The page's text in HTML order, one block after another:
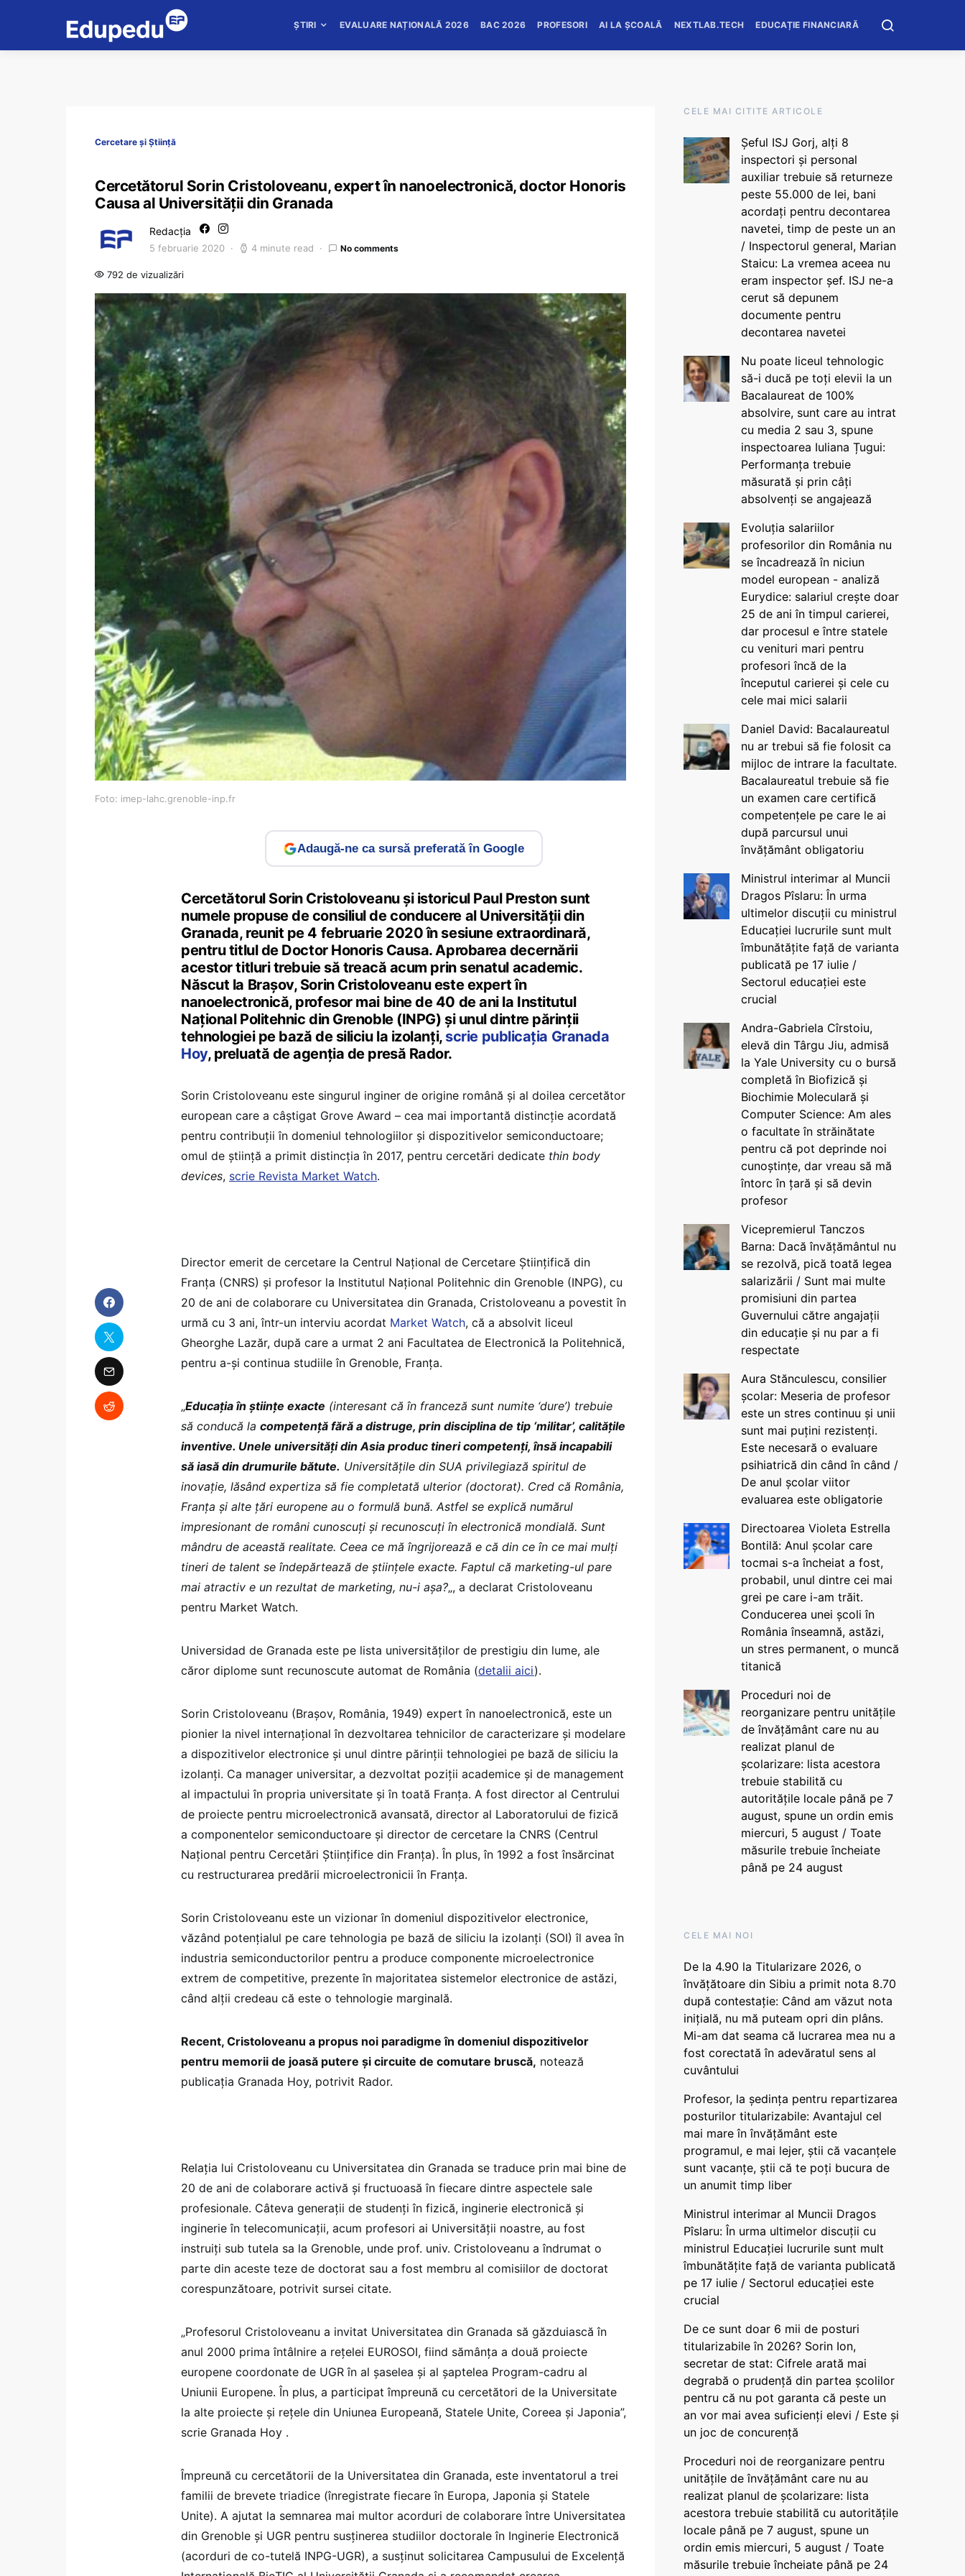
ȘTIRI EVALUARE NAȚIONALĂ 2026 BAC 2026 PROFESORI AI LA ȘCOALĂ NEXTLAB.TECH EDUCAȚIE FINANCIARĂ
Cercetare și Știință
Cercetătorul Sorin Cristoloveanu, expert în nanoelectronică, doctor Honoris
Causa al Universității din Granada
Redacția
5 februarie 2020 4 minute read No comments
792 de vizualizări
Foto: imep-lahc.grenoble-inp.fr
Adaugă-ne ca sursă preferată în Google
Cercetătorul Sorin Cristoloveanu și istoricul Paul Preston sunt
numele propuse de consiliul de conducere al Universității din
Granada, reunit pe 4 februarie 2020 în sesiune extraordinară,
pentru titlul de Doctor Honoris Causa. Aprobarea decernării
acestor titluri trebuie să treacă acum prin senatul academic.
Născut la Brașov, Sorin Cristoloveanu este expert în
nanoelectronică, profesor mai bine de 40 de ani la Institutul
Naţional Politehnic din Grenoble (INPG) și unul dintre părinții
tehnologiei pe bază de siliciu la izolanţi, scrie publicația Granada
Hoy, preluată de agenția de presă Rador.
Sorin Cristoloveanu este singurul inginer de origine română și al doilea cercetător
european care a câştigat Grove Award – cea mai importantă distincţie acordată
pentru contribuţii în domeniul tehnologiilor şi dispozitivelor semiconductoare;
omul de știință a primit distincția în 2017, pentru cercetări dedicate thin body
devices, scrie Revista Market Watch.
Director emerit de cercetare la Centrul Național de Cercetare Ştiinţifică din
Franța (CNRS) și profesor la Institutul Naţional Politehnic din Grenoble (INPG), cu
20 de ani de colaborare cu Universitatea din Granada, Cristoloveanu a povestit în
urmă cu 3 ani, într-un interviu acordat Market Watch, că a absolvit liceul
Gheorghe Lazăr, după care a urmat 2 ani Facultatea de Electronică la Politehnică,
pentru a-și continua studiile în Grenoble, Franța.
„Educaţia în ştiinţe exacte (interesant că în franceză sunt numite ‘dure’) trebuie
să conducă la competenţă fără a distruge, prin disciplina de tip ‘militar’, calităţile
inventive. Unele universităţi din Asia produc tineri competenţi, însă incapabili
să iasă din drumurile bătute. Universităţile din SUA privilegiază spiritul de
inovaţie, lăsând expertiza să fie completată ulterior (doctorat). Cred că România,
Franţa şi alte ţări europene au o formulă bună. Astfel se explică numărul
impresionant de români cunoscuţi şi recunoscuţi în electronică mondială. Sunt
mândru de această realitate. Ceea ce mă îngrijorează e că din ce în ce mai mulţi
tineri de talent se îndepărtează de ştiinţele exacte. Faptul că marketing-ul pare
mai atractiv e un rezultat de marketing, nu-i aşa?„, a declarat Cristoloveanu
pentru Market Watch.
Universidad de Granada este pe lista universităților de prestigiu din lume, ale
căror diplome sunt recunoscute automat de România (detalii aici).
Sorin Cristoloveanu (Brașov, România, 1949) expert în nanoelectronică, este un
pionier la nivel internațional în dezvoltarea tehnicilor de caracterizare și modelare
a dispozitivelor electronice și unul dintre părinții tehnologiei pe bază de siliciu la
izolanţi. Ca manager universitar, a dezvoltat poziții academice și de management
al impactului în propria universitate și în toată Franța. A fost director al Centrului
de proiecte pentru microelectronică avansată, director al Laboratorului de fizică
a componentelor semiconductoare și director de cercetare la CNRS (Centrul
Național pentru Cercetări Științifice din Franța). În plus, în 1992 a fost însărcinat
cu restructurarea predării microelectronicii în Franța.
Sorin Cristoloveanu este un vizionar în domeniul dispozitivelor electronice,
văzând potențialul pe care tehnologia pe bază de siliciu la izolanţi (SOI) îl avea în
industria semiconductorilor pentru a produce componente microelectronice
extrem de competitive, prezente în majoritatea sistemelor electronice de astăzi,
când alții credeau că este o tehnologie marginală.
Recent, Cristoloveanu a propus noi paradigme în domeniul dispozitivelor
pentru memorii de joasă putere și circuite de comutare bruscă, notează
publicația Granada Hoy, potrivit Rador.
Relația lui Cristoloveanu cu Universitatea din Granada se traduce prin mai bine de
20 de ani de colaborare activă și fructuoasă în fiecare dintre aspectele sale
profesionale. Câteva generații de studenți în fizică, inginerie electronică și
inginerie în telecomunicații, acum profesori ai Universității noastre, au fost
instruiți sub tutela sa la Grenoble, unde prof. univ. Cristoloveanu a îndrumat o
parte din aceste teze de doctorat sau a fost membru al comisiilor de doctorat
corespunzătoare, potrivit sursei citate.
„Profesorul Cristoloveanu a invitat Universitatea din Granada să găzduiască în
anul 2000 prima întâlnire a rețelei EUROSOI, fiind sămânța a două proiecte
europene coordonate de UGR în al șaselea și al șaptelea Program-cadru al
Uniunii Europene. În plus, a participat împreună cu cercetători de la Universitate
la alte proiecte și rețele din Uniunea Europeană, Statele Unite, Coreea și Japonia”,
scrie Granada Hoy .
Împreună cu cercetătorii de la Universitatea din Granada, este inventatorul a trei
familii de brevete triadice (înregistrate fiecare în Europa, Japonia și Statele
Unite). A ajutat la semnarea mai multor acorduri de colaborare între Universitatea
din Grenoble și UGR pentru susținerea studiilor doctorale în Inginerie Electronică
(acorduri de co-tutelă INPG-UGR), a susținut solicitarea Campusului de Excelență
CELE MAI CITITE ARTICOLE
Șeful ISJ Gorj, alți 8
inspectori și personal
auxiliar trebuie să returneze
peste 55.000 de lei, bani
acordați pentru decontarea
navetei, timp de peste un an
/ Inspectorul general, Marian
Staicu: La vremea aceea nu
eram inspector șef. ISJ ne-a
cerut să depunem
documente pentru
decontarea navetei
Nu poate liceul tehnologic
să-i ducă pe toți elevii la un
Bacalaureat de 100%
absolvire, sunt care au intrat
cu media 2 sau 3, spune
inspectoarea Iuliana Țugui:
Performanța trebuie
măsurată și prin câți
absolvenți se angajează
Evoluția salariilor
profesorilor din România nu
se încadrează în niciun
model european - analiză
Eurydice: salariul crește doar
25 de ani în timpul carierei,
dar procesul e între statele
cu venituri mari pentru
profesori încă de la
începutul carierei și cele cu
cele mai mici salarii
Daniel David: Bacalaureatul
nu ar trebui să fie folosit ca
mijloc de intrare la facultate.
Bacalaureatul trebuie să fie
un examen care certifică
competențele pe care le ai
după parcursul unui
învățământ obligatoriu
Ministrul interimar al Muncii
Dragos Pîslaru: În urma
ultimelor discuții cu ministrul
Educației lucrurile sunt mult
îmbunătățite față de varianta
publicată pe 17 iulie /
Sectorul educației este
crucial
Andra-Gabriela Cîrstoiu,
elevă din Târgu Jiu, admisă
la Yale University cu o bursă
completă în Biofizică și
Biochimie Moleculară și
Computer Science: Am ales
o facultate în străinătate
pentru că pot deprinde noi
cunoștințe, dar vreau să mă
întorc în țară și să devin
profesor
Vicepremierul Tanczos
Barna: Dacă învățământul nu
se rezolvă, pică toată legea
salarizării / Sunt mai multe
promisiuni din partea
Guvernului către angajații
din educație și nu par a fi
respectate
Aura Stănculescu, consilier
școlar: Meseria de profesor
este un stres continuu și unii
sunt mai puțini rezistenți.
Este necesară o evaluare
psihiatrică din când în când /
De anul școlar viitor
evaluarea este obligatorie
Directoarea Violeta Estrella
Bontilă: Anul școlar care
tocmai s-a încheiat a fost,
probabil, unul dintre cei mai
grei pe care i-am trăit.
Conducerea unei școli în
România înseamnă, astăzi,
un stres permanent, o muncă
titanică
Proceduri noi de
reorganizare pentru unitățile
de învățământ care nu au
realizat planul de
școlarizare: lista acestora
trebuie stabilită cu
autoritățile locale până pe 7
august, spune un ordin emis
miercuri, 5 august / Toate
măsurile trebuie încheiate
până pe 24 august
CELE MAI NOI
De la 4.90 la Titularizare 2026, o
învățătoare din Sibiu a primit nota 8.70
după contestație: Când am văzut nota
inițială, nu mă puteam opri din plâns.
Mi-am dat seama că lucrarea mea nu a
fost corectată în adevăratul sens al
cuvântului
Profesor, la ședința pentru repartizarea
posturilor titularizabile: Avantajul cel
mai mare în învățământ este
programul, e mai lejer, știi că vacanțele
sunt vacanţe, știi că te poți bucura de
un anumit timp liber
Ministrul interimar al Muncii Dragos
Pîslaru: În urma ultimelor discuții cu
ministrul Educației lucrurile sunt mult
îmbunătățite față de varianta publicată
pe 17 iulie / Sectorul educației este
crucial
De ce sunt doar 6 mii de posturi
titularizabile în 2026? Sorin Ion,
secretar de stat: Cifrele arată mai
degrabă o prudență din partea școlilor
pentru că nu pot garanta că peste un
an vor mai avea suficienți elevi / Este și
un joc de concurență
Proceduri noi de reorganizare pentru
unitățile de învățământ care nu au
realizat planul de școlarizare: lista
acestora trebuie stabilită cu autoritățile
locale până pe 7 august, spune un
ordin emis miercuri, 5 august / Toate
măsurile trebuie încheiate până pe 24